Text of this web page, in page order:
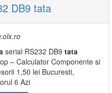
DB9 tata
serial RS232 DB9 tata
– Calculator Componente si
1,50 lei Bucuresti,
6 Azi